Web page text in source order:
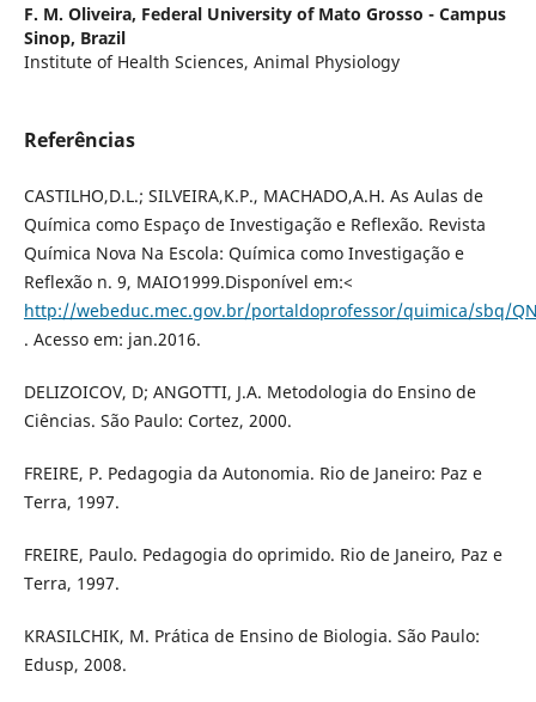
F. M. Oliveira, Federal University of Mato Grosso - Campus
Sinop, Brazil
Institute of Health Sciences, Animal Physiology
Referências
CASTILHO,D.L.; SILVEIRA,K.P., MACHADO,A.H. As Aulas de
Química como Espaço de Investigação e Reflexão. Revista
Química Nova Na Escola: Química como Investigação e
Reflexão n. 9, MAIO1999.Disponível em:<
http://webeduc.mec.gov.br/portaldoprofessor/quimica/sbq/
. Acesso em: jan.2016.
DELIZOICOV, D; ANGOTTI, J.A. Metodologia do Ensino de
Ciências. São Paulo: Cortez, 2000.
FREIRE, P. Pedagogia da Autonomia. Rio de Janeiro: Paz e
Terra, 1997.
FREIRE, Paulo. Pedagogia do oprimido. Rio de Janeiro, Paz e
Terra, 1997.
KRASILCHIK, M. Prática de Ensino de Biologia. São Paulo:
Edusp, 2008.